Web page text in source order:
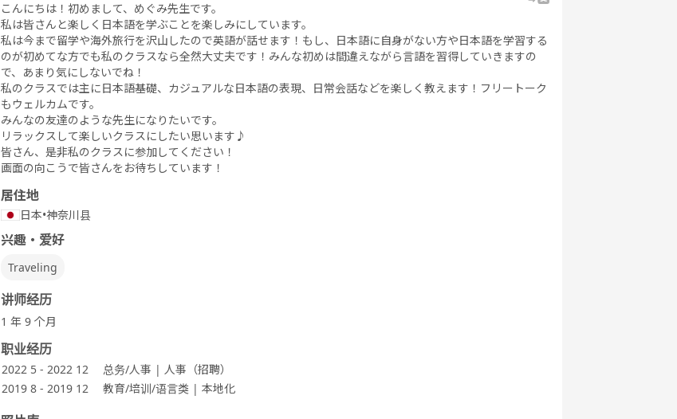
こんにちは！初めまして、めぐみ先生です。
私は皆さんと楽しく日本語を学ぶことを楽しみにしています。
私は今まで留学や海外旅行を沢山したので英語が話せます！もし、日本語に自身がない方や日本語を学習する
のが初めてな方でも私のクラスなら全然大丈夫です！みんな初めは間違えながら言語を習得していきますの
で、あまり気にしないでね！
私のクラスでは主に日本語基礎、カジュアルな日本語の表現、日常会話などを楽しく教えます！フリートーク
もウェルカムです。
みんなの友達のような先生になりたいです。
リラックスして楽しいクラスにしたい思います♪
皆さん、是非私のクラスに参加してください！
画面の向こうで皆さんをお待ちしています！
居住地
日本•神奈川县
兴趣・爱好
Traveling
讲师经历
1 年 9 个月
职业经历
2022 5 - 2022 12
总务/人事 | 人事（招聘）
2019 8 - 2019 12
教育/培训/语言类 | 本地化